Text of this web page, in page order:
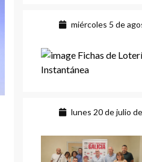
miércoles 5 de
lunes 20 de julio